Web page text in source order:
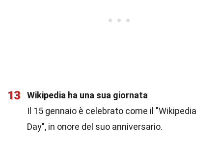
13
Wikipedia ha una sua giornata
Il 15 gennaio è celebrato come il "Wikipedia
Day", in onore del suo anniversario.